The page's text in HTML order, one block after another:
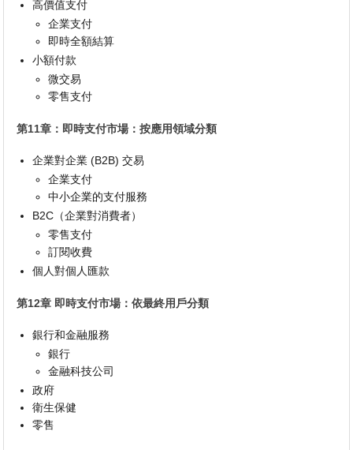
高價值支付
企業支付
即時全額結算
小額付款
微交易
零售支付
第11章：即時支付市場：按應用領域分類
企業對企業 (B2B) 交易
企業支付
中小企業的支付服務
B2C（企業對消費者）
零售支付
訂閱收費
個人對個人匯款
第12章 即時支付市場：依最終用戶分類
銀行和金融服務
銀行
金融科技公司
政府
衛生保健
零售